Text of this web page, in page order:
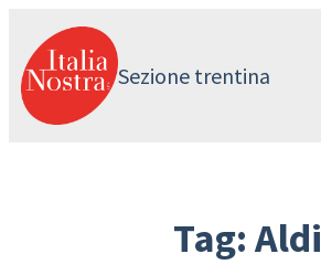
contenuto
Sezione trentina
Tag: Aldi